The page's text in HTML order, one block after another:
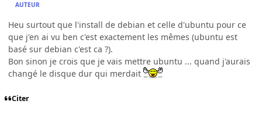
AUTEUR
Heu surtout que l'install de debian et celle d'ubuntu pour ce
que j'en ai vu ben c'est exactement les mêmes (ubuntu est
basé sur debian c'est ca ?).
Bon sinon je crois que je vais mettre ubuntu ... quand j'aurais
changé le disque dur qui merdait
Citer